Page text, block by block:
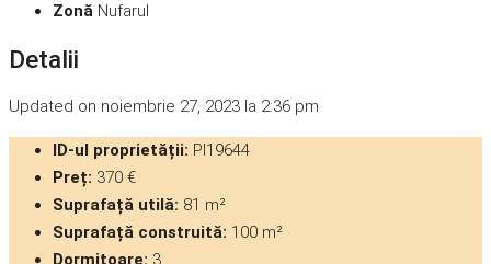
Zonă Nufarul
Detalii
Updated on noiembrie 27, 2023 la 2:36 pm
ID-ul proprietății: PI19644
Preț: 370 €
Suprafață utilă: 81 m²
Suprafață construită: 100 m²